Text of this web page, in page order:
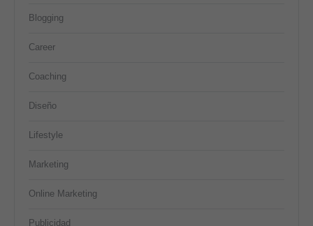
Blogging
Career
Coaching
Diseño
Lifestyle
Marketing
Online Marketing
Publicidad